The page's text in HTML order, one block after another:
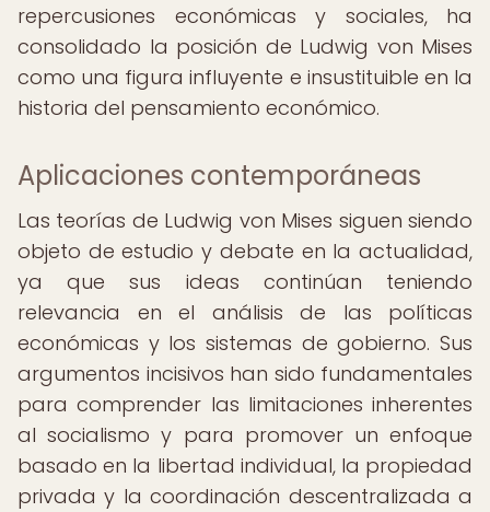
repercusiones económicas y sociales, ha
consolidado la posición de Ludwig von Mises
como una figura influyente e insustituible en la
historia del pensamiento económico.
Aplicaciones contemporáneas
Las teorías de Ludwig von Mises siguen siendo
objeto de estudio y debate en la actualidad,
ya que sus ideas continúan teniendo
relevancia en el análisis de las políticas
económicas y los sistemas de gobierno. Sus
argumentos incisivos han sido fundamentales
para comprender las limitaciones inherentes
al socialismo y para promover un enfoque
basado en la libertad individual, la propiedad
privada y la coordinación descentralizada a